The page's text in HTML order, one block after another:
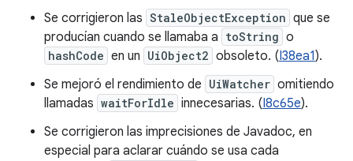
Se corrigieron las StaleObjectException que se
producían cuando se llamaba a toString o
hashCode en un UiObject2 obsoleto. (I38ea1).
Se mejoró el rendimiento de UiWatcher omitiendo
llamadas waitForIdle innecesarias. (I8c65e).
Se corrigieron las imprecisiones de Javadoc, en
especial para aclarar cuándo se usa cada